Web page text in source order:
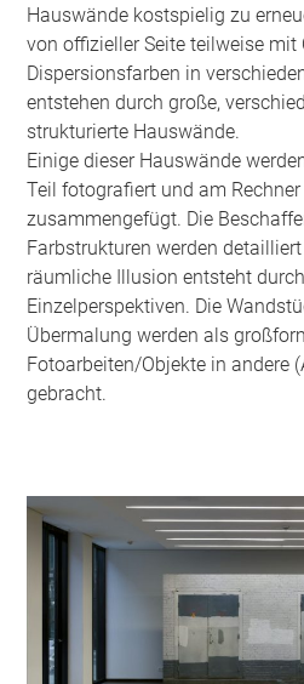
Hauswände kostspielig zu
von offizieller Seite teilweise mit
Dispersionsfarben in
entstehen durch große,
strukturierte Hauswände.
Einige dieser Hauswände
Teil fotografiert und am
zusammengefügt. Die
Farbstrukturen werden
räumliche Illusion entsteht
Einzelperspektiven. Die
Übermalung werden als
Fotoarbeiten/Objekte in andere
gebracht.